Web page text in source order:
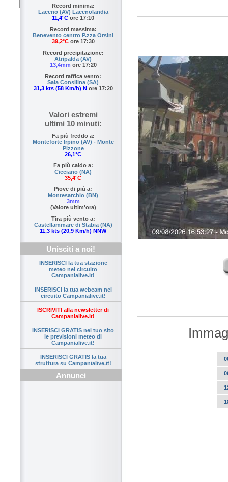
Record minima:
Laceno (AV) Lacenolandia
11,4°C ore 17:10
Record massima:
Benevento centro P.zza Orsini
39,2°Core 17:30
Record precipitazione:
Atripalda (AV)
13,4mm ore 17:20
Record raffica vento:
Sala Consilina (SA)
31,3 kts (58 Km/h) N ore 17:20
Valori estremi
ultimi 10 minuti:
Fa più freddo a:
Monteforte Irpino (AV) - Monte
Pizzone
26,1°C
Fa più caldo a:
Cicciano (NA)
35,4°C
Piove di più a:
Montesarchio (BN)
3mm
(Valore ultim'ora)
Tira più vento a:
Castellammare di Stabia (NA)
11,3 kts (20,9 Km/h) NNW
Unisciti a noi!
INSERISCI la tua stazione
meteo nel circuito
Campanialive.it!
INSERISCI la tua webcam nel
circuito Campanialive.it!
ISCRIVITI alla newsletter di
Campanialive.it!
INSERISCI GRATIS nel tuo sito
le previsioni meteo di
Campanialive.it!
INSERISCI GRATIS la tua
struttura su Campanialive.it!
Annunci